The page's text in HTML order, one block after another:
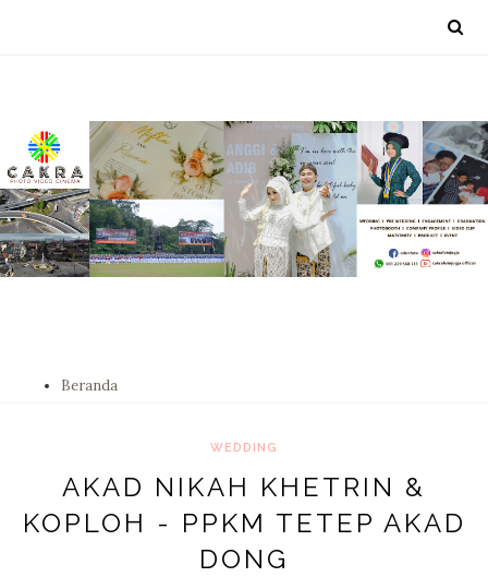
Beranda
WEDDING
AKAD NIKAH KHETRIN &
KOPLOH - PPKM TETEP AKAD
DONG